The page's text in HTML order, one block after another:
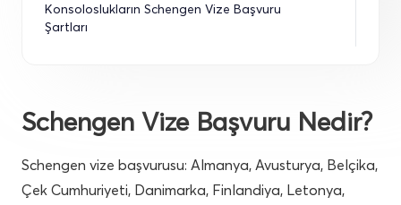
Konsoloslukların Schengen Vize Başvuru
Şartları
Schengen Vize Başvuru Nedir?
Schengen vize başvurusu: Almanya, Avusturya, Belçika,
Çek Cumhuriyeti, Danimarka, Finlandiya, Letonya,